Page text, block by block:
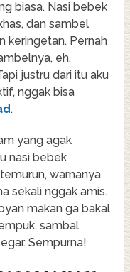
biasa. Nasi bebek
dan sambel
keringetan. Pernah
eh,
justru dari itu aku
nggak bisa
.
yang agak
nasi bebek
warnanya
sekali nggak amis.
makan ga bakal
sambal
Sempurna!